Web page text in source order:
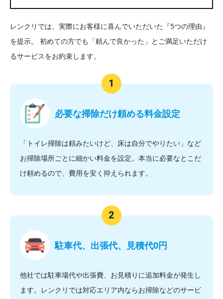
レンクリでは、実際にお客様に喜んでいただいた『5つの理由』
を提示。
初めての方でも「頼んで良かった」とご満足いただけ
るサービスをお約束します。
必要な掃除だけ頼める料金設定
「トイレ掃除は頼みたいけど、床は自分でやりたい」など
お掃除場所ごとに細かい料金を設定。本当に必要なとこだ
け頼めるので、費用を安く抑えられます。
駐車代、出張代、見積代0円
他社では駐車場代や出張費、お見積りに追加料金が発生し
ます。レンクリでは対応エリア内ならお掃除などのサービ